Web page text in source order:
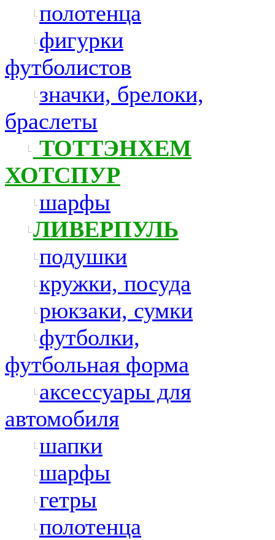
полотенца
фигурки
футболистов
значки, брелоки,
браслеты
ТОТТЭНХЕМ
ХОТСПУР
шарфы
ЛИВЕРПУЛЬ
подушки
кружки, посуда
рюкзаки, сумки
футболки,
футбольная форма
аксессуары для
автомобиля
шапки
шарфы
гетры
полотенца